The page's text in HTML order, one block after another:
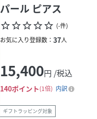
パール ピアス
star_borderstar_borderstar_borderstar_borderstar_border (-件)
お気に入り登録数： 37人
15,400円 /税込
140ポイント 1倍 内訳
ギフトラッピング対象